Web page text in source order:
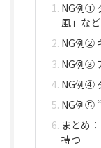
NG例①
風」な
NG例②
NG例③
NG例④
NG例⑤
まとめ
持つ